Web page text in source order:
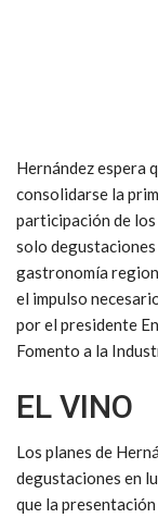
Hernández espera
consolidarse la
participación de
solo
gastronomía
el impulso
por el presidente
Fomento a la
EL VINO
Los planes de
degustaciones en
que la